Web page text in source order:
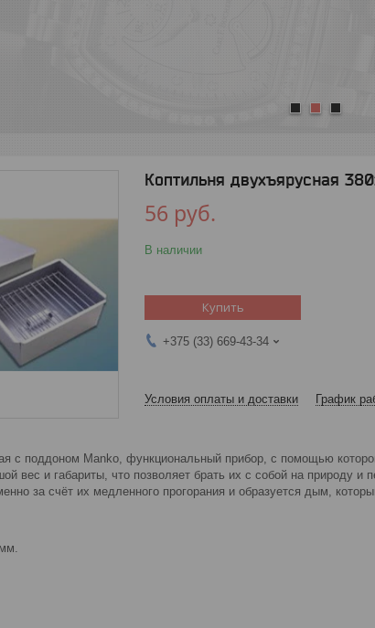
Коптильня двухъярусная
56 руб.
В наличии
Купить
+375 (33) 669-43-34
Условия оплаты и доставки График
с поддоном Manko, функциональный прибор, с помощью
вес и габариты, что позволяет брать их с собой на природу и
за счёт их медленного прогорания и образуется дым,